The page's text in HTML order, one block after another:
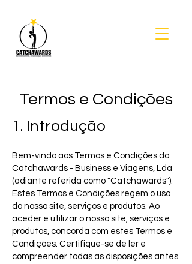
Termos e Condições
1. Introdução
Bem-vindo aos Termos e Condições da
Catchawards - Business e Viagens, Lda
(adiante referida como "Catchawards").
Estes Termos e Condições regem o uso
do nosso site, serviços e produtos. Ao
aceder e utilizar o nosso site, serviços e
produtos, concorda com estes Termos e
Condições. Certifique-se de ler e
compreender todas as disposições antes